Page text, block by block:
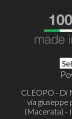
CLEOPO - Di
via giuseppe
(Macerata) -